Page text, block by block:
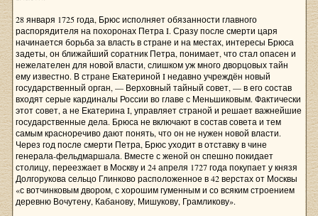
28 января 1725 года, Брюс исполняет обязанности главного
распорядителя на похоронах Петра I. Сразу после смерти царя
начинается борьба за власть в стране и на местах, интересы Брюса
задеты, он ближайший соратник Петра, понимает, что стал опасен и
нежелателен для новой власти, слишком уж много дворцовых тайн
ему известно. В стране Екатериной I недавно учреждён новый
государственный орган, — Верховный тайный совет, — в его состав
входят серые кардиналы России во главе с Меньшиковым. Фактически
этот совет, а не Екатерина I, управляет страной и решает важнейшие
государственные дела. Брюса не включают в состав совета и тем
самым красноречиво дают понять, что он не нужен новой власти.
Через год после смерти Петра, Брюс уходит в отставку в чине
генерала-фельдмаршала. Вместе с женой он спешно покидает
столицу, переезжает в Москву и 24 апреля 1727 года покупает у князя
Долгорукова сельцо Глинково расположенное в 42 верстах от Москвы
«с вотчинковым двором, с хорошим гуменным и со всяким строением
деревню Вочутену, Кабанову, Мишукову, Грамликову».